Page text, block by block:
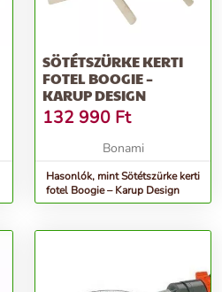
SÖTÉTSZÜRKE KERTI
FOTEL BOOGIE –
KARUP DESIGN
132 990 Ft
Bonami
Hasonlók, mint Sötétszürke kerti
fotel Boogie – Karup Design